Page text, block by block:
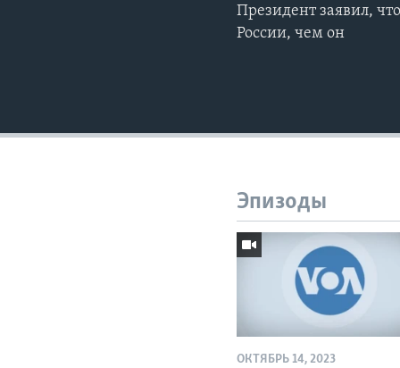
Президент заявил,
России, чем он
Эпизоды
ОКТЯБРЬ 14, 2023